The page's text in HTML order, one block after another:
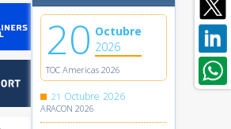
20 Octubre
2026
TOC Americas 2026
21 Octubre 2026
ARACON 2026